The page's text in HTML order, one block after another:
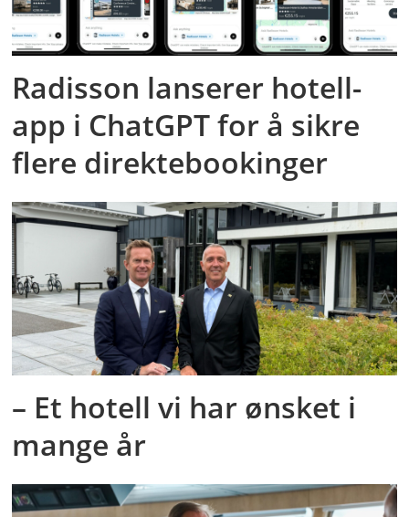
Radisson lanserer hotell-
app i ChatGPT for å sikre
flere direktebookinger
– Et hotell vi har ønsket i
mange år